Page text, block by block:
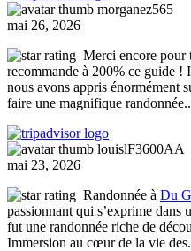
morganez565
mai 26, 2026
Merci encore pour
recommande à 200% ce guide !
nous avons appris énormément
faire une magnifique randonnée
louislF3600AA
mai 23, 2026
Randonnée à Du
passionnant qui s’exprime dans
fut une randonnée riche de
Immersion au cœur de la vie des